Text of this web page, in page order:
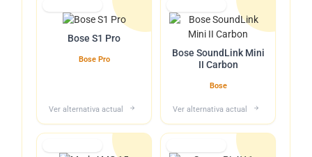
Bose S1 Pro
Bose Pro
Ver alternativa actual
Bose SoundLink Mini
II Carbon
Bose
Ver alternativa actual